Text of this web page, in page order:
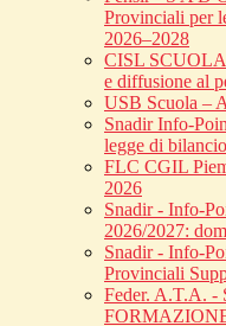
Provinciali per
2026–2028
CISL SCUOLA
e diffusione al
USB Scuola –
Snadir Info-
legge di
FLC CGIL
2026
Snadir - Info-
2026/2027:
Snadir - Info-
Provinciali
Feder. A.T.A.